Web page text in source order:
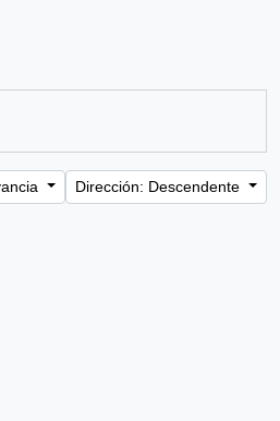
Dirección: Descendente